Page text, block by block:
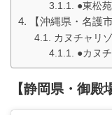
●東松
【沖縄県・名護
カヌチャリ
●カヌ
【静岡県・御殿